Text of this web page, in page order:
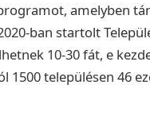
amelyben
ban startolt
10-30 fát, e
településen 46